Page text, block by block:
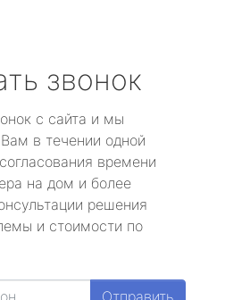
звонок
с сайта и мы
в течении одной
времени
на дом и более
решения
и стоимости по